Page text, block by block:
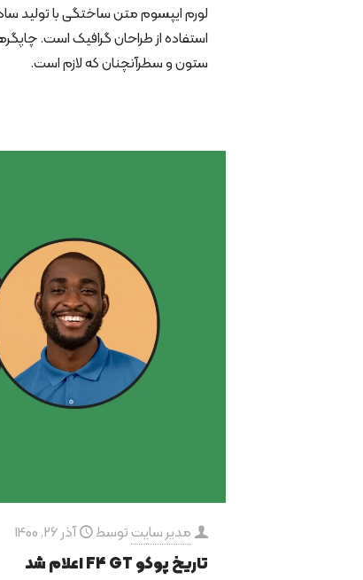
لورم ایپسوم متن ساختگی با تولید
استفاده از طراحان گرافیک است.
ستون و سطرآنچنان که لازم است.
مدیر سایت توسط آذر 26, 1400
تاریخ پوکو F4 GT اعلام شد